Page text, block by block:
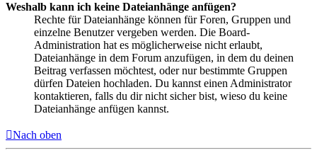
Weshalb kann ich keine Dateianhänge anfügen?
Rechte für Dateianhänge können für Foren, Gruppen und
einzelne Benutzer vergeben werden. Die Board-
Administration hat es möglicherweise nicht erlaubt,
Dateianhänge in dem Forum anzufügen, in dem du deinen
Beitrag verfassen möchtest, oder nur bestimmte Gruppen
dürfen Dateien hochladen. Du kannst einen Administrator
kontaktieren, falls du dir nicht sicher bist, wieso du keine
Dateianhänge anfügen kannst.
Nach oben